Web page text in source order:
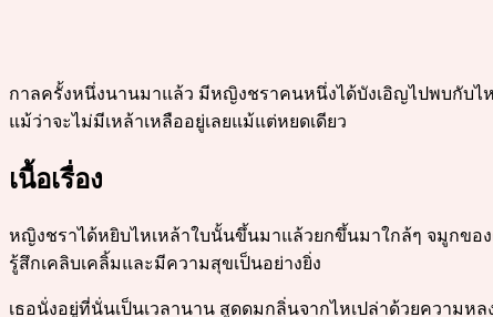
กาลครั้งหนึ่งนานมาแล้ว มีหญิงชราคนหนึ่งได้บังเอิญไปพบกับไ
แม้ว่าจะไม่มีเหล้าเหลืออยู่เลยแม้แต่หยดเดียว
เนื้อเรื่อง
หญิงชราได้หยิบไหเหล้าใบนั้นขึ้นมาแล้วยกขึ้นมาใกล้ๆ จมูกขอ
รู้สึกเคลิบเคลิ้มและมีความสุขเป็นอย่างยิ่ง
เธอนั่งอยู่ที่นั่นเป็นเวลานาน สูดดมกลิ่นจากไหเปล่าด้วยความห